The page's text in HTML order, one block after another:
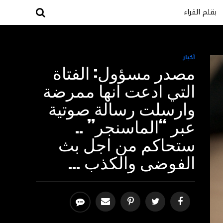
بقلم القراء
أخبار
مصدر مسؤول: الفتاة
التي ادعت انها ممرضة
وارسلت رسالة صوتية
عبر “الماسنجر” ..
ستحاكم من اجل بث
الفوضى والكذب …